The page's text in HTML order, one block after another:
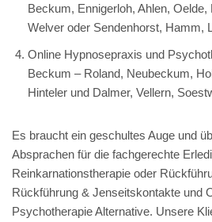
Beckum, Ennigerloh, Ahlen, Oelde,
Welver oder Sendenhorst, Hamm,
Online Hypnosepraxis und
Beckum – Roland, Neubeckum,
Hinteler und Dalmer, Vellern,
Es braucht ein geschultes Auge und
Absprachen für die fachgerechte
Reinkarnationstherapie oder
Rückführung & Jenseitskontakte und
Psychotherapie Alternative. Unsere